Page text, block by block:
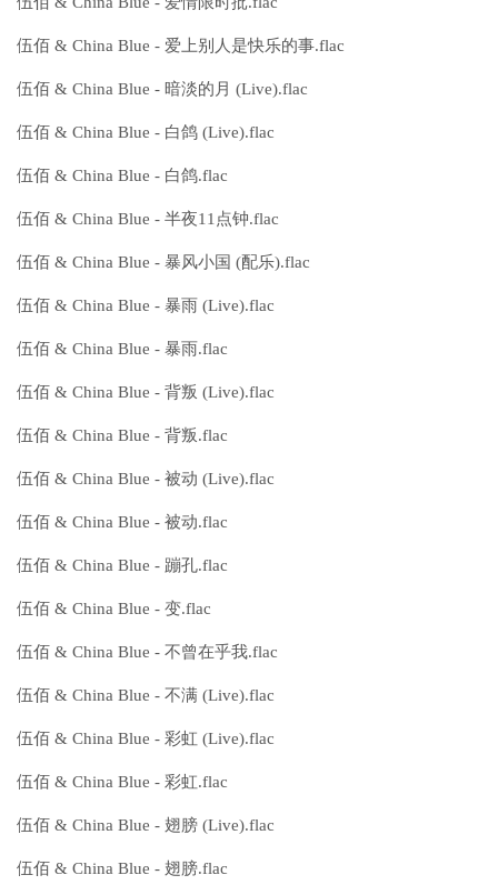
伍佰 & China Blue - 爱上别人是快乐的事.flac
伍佰 & China Blue - 暗淡的月 (Live).flac
伍佰 & China Blue - 白鸽 (Live).flac
伍佰 & China Blue - 白鸽.flac
伍佰 & China Blue - 半夜11点钟.flac
伍佰 & China Blue - 暴风小国 (配乐).flac
伍佰 & China Blue - 暴雨 (Live).flac
伍佰 & China Blue - 暴雨.flac
伍佰 & China Blue - 背叛 (Live).flac
伍佰 & China Blue - 背叛.flac
伍佰 & China Blue - 被动 (Live).flac
伍佰 & China Blue - 被动.flac
伍佰 & China Blue - 蹦孔.flac
伍佰 & China Blue - 变.flac
伍佰 & China Blue - 不曾在乎我.flac
伍佰 & China Blue - 不满 (Live).flac
伍佰 & China Blue - 彩虹 (Live).flac
伍佰 & China Blue - 彩虹.flac
伍佰 & China Blue - 翅膀 (Live).flac
伍佰 & China Blue - 翅膀.flac